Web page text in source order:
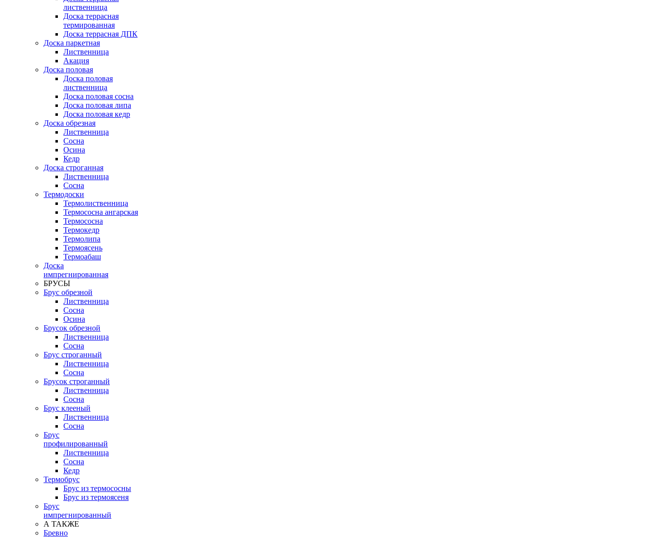
лиственница
Доска террасная
термированная
Доска террасная ДПК
Доска паркетная
Лиственница
Акация
Доска половая
Доска половая
лиственница
Доска половая сосна
Доска половая липа
Доска половая кедр
Доска обрезная
Лиственница
Сосна
Осина
Кедр
Доска строганная
Лиственница
Сосна
Термодоски
Термолиственница
Термососна ангарская
Термососна
Термокедр
Термолипа
Термоясень
Термоабаш
Доска
импрегнированная
БРУСЫ
Брус обрезной
Лиственница
Сосна
Осина
Брусок обрезной
Лиственница
Сосна
Брус строганный
Лиственница
Сосна
Брусок строганный
Лиственница
Сосна
Брус клееный
Лиственница
Сосна
Брус
профилированный
Лиственница
Сосна
Кедр
Термобрус
Брус из термососны
Брус из термоясеня
Брус
импрегнированный
А ТАКЖЕ
Бревно